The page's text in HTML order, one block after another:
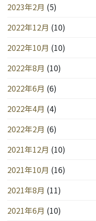
2023年2月 (5)
2022年12月 (10)
2022年10月 (10)
2022年8月 (10)
2022年6月 (6)
2022年4月 (4)
2022年2月 (6)
2021年12月 (10)
2021年10月 (16)
2021年8月 (11)
2021年6月 (10)